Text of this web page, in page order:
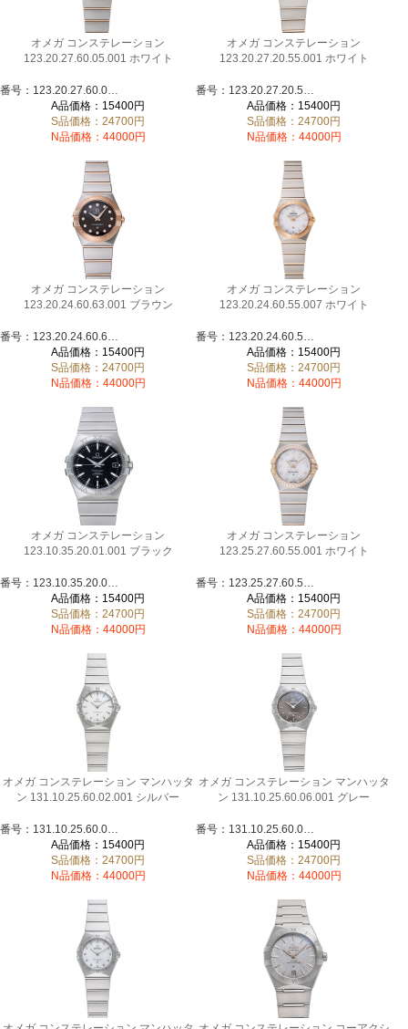
オメガ コンステレーション
123.20.27.60.05.001 ホワイト
A品価格：15400円
S品価格：24700円
N品価格：44000円
オメガ コンステレーション
123.20.27.20.55.001 ホワイト
A品価格：15400円
S品価格：24700円
N品価格：44000円
オメガ コンステレーション
123.20.24.60.63.001 ブラウン
A品価格：15400円
S品価格：24700円
N品価格：44000円
オメガ コンステレーション
123.20.24.60.55.007 ホワイト
A品価格：15400円
S品価格：24700円
N品価格：44000円
オメガ コンステレーション
123.10.35.20.01.001 ブラック
A品価格：15400円
S品価格：24700円
N品価格：44000円
オメガ コンステレーション
123.25.27.60.55.001 ホワイト
A品価格：15400円
S品価格：24700円
N品価格：44000円
オメガ コンステレーション マンハッタ
ン 131.10.25.60.02.001 シルバー
A品価格：15400円
S品価格：24700円
N品価格：44000円
オメガ コンステレーション マンハッタ
ン 131.10.25.60.06.001 グレー
A品価格：15400円
S品価格：24700円
N品価格：44000円